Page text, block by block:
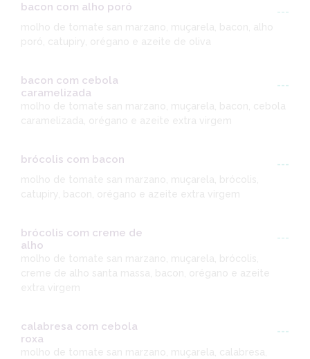
bacon com alho poró
---
molho de tomate san marzano, muçarela, bacon, alho
poró, catupiry, orégano e azeite de oliva
bacon com cebola
caramelizada
---
molho de tomate san marzano, muçarela, bacon, cebola
caramelizada, orégano e azeite extra virgem
brócolis com bacon
---
molho de tomate san marzano, muçarela, brócolis,
catupiry, bacon, orégano e azeite extra virgem
brócolis com creme de
alho
---
molho de tomate san marzano, muçarela, brócolis,
creme de alho santa massa, bacon, orégano e azeite
calabresa com cebola
roxa
---
molho de tomate san marzano, muçarela, calabresa,